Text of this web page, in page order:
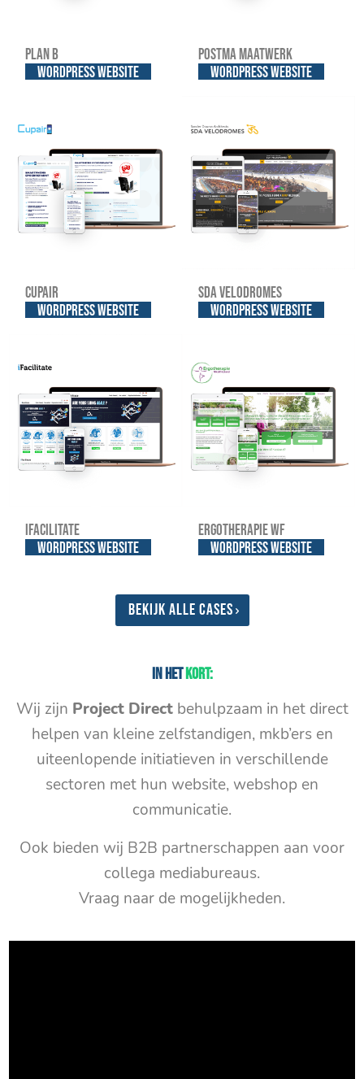
Plan B
WordPress website
Postma Maatwerk
WordPress website
Cupair
WordPress website
SDA Velodromes
WordPress website
iFacilitate
WordPress website
Ergotherapie WF
WordPress website
Bekijk alle cases
In hetkort:
Wij zijn Project Direct behulpzaam in het direct
helpen van kleine zelfstandigen, mkb’ers en
uiteenlopende initiatieven in verschillende
sectoren met hun website, webshop en
communicatie.
Ook bieden wij B2B partnerschappen aan voor
collega mediabureaus.
Vraag naar de mogelijkheden.